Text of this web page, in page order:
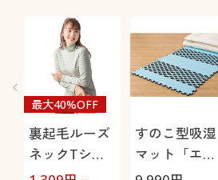
裏起毛ルーズ
ネックTシャ
ツ(綿100%・
最大40%OFF
すのこ型吸湿
マット「エア
ージョブ®」